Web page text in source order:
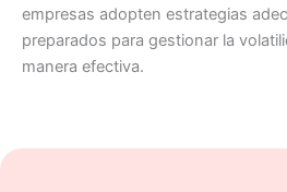
empresas adopten estrategias
preparados para gestionar la
manera efectiva.